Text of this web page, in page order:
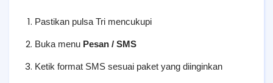
Pastikan pulsa Tri mencukupi
Buka menu Pesan / SMS
Ketik format SMS sesuai paket yang diinginkan